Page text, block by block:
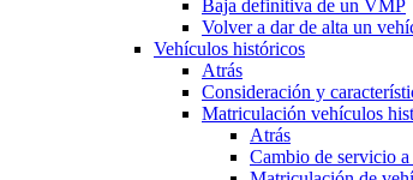
Baja definitiva de un VMP
Volver a dar de alta un
Vehículos históricos
Atrás
Consideración y
Matriculación vehículos
Atrás
Cambio de servicio